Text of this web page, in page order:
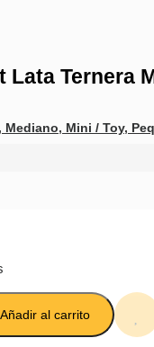
Lata Ternera
, Mediano, Mini / Toy,
Añadir al carrito